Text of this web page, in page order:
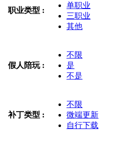
职业类型 :
单职业
三职业
其他
假人陪玩 :
不限
是
不是
补丁类型 :
不限
微端更新
自行下载